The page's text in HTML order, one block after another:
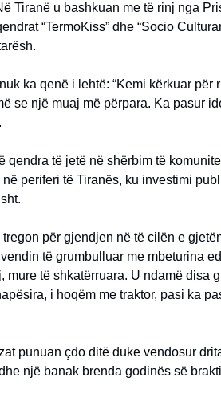
Tiranë u bashkuan me të rinj nga
“TermoKiss” dhe “Socio
ka qenë i lehtë: “Kemi kërkuar për
se një muaj më përpara. Ka pasur
qendra të jetë në shërbim të
periferi të Tiranës, ku investimi
për gjendjen në të cilën e
të grumbulluar me mbeturina
mure të shkatërruara. U ndamë disa
i hoqëm me traktor, pasi ka
punuan çdo ditë duke vendosur
një banak brenda godinës së